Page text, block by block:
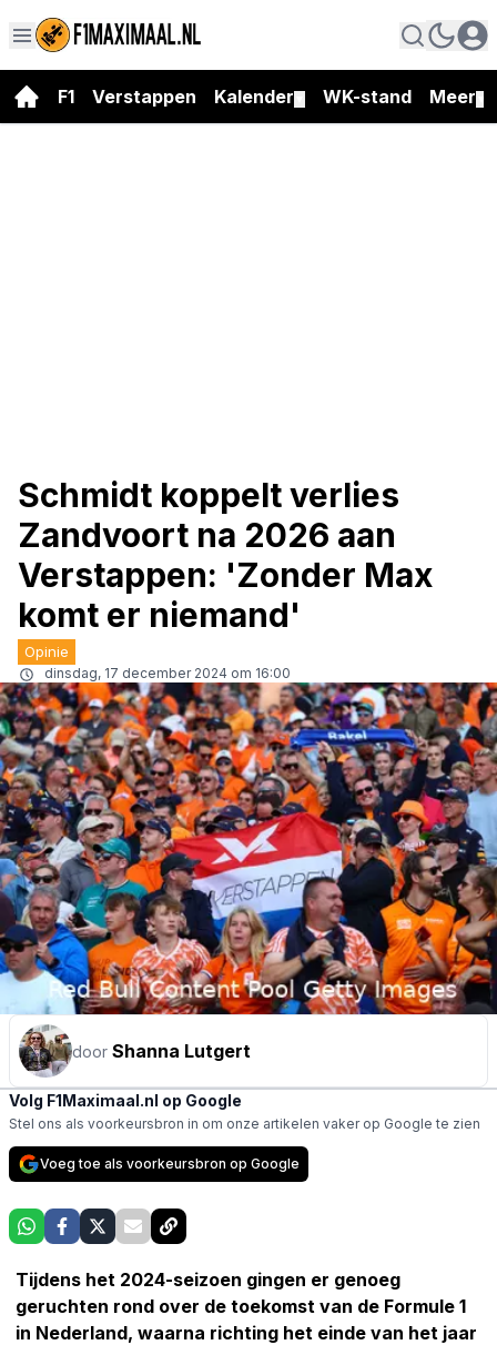
F1 Verstappen Kalender WK-stand Meer
Schmidt koppelt verlies
Zandvoort na 2026 aan
Verstappen: 'Zonder Max
komt er niemand'
Opinie
dinsdag, 17 december 2024 om 16:00
door Shanna Lutgert
Volg F1Maximaal.nl op Google
Stel ons als voorkeursbron in om onze artikelen vaker op Google te zien
Voeg toe als voorkeursbron op Google
Tijdens het 2024-seizoen gingen er genoeg
geruchten rond over de toekomst van de Formule 1
in Nederland, waarna richting het einde van het jaar